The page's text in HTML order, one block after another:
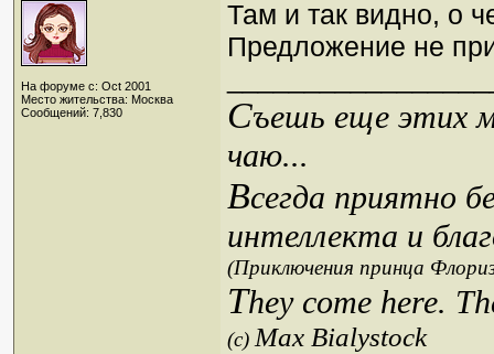
На форуме с: Oct 2001
Место жительства: Москва
Сообщений: 7,830
Там и так видно, о
Предложение не
Съешь еще этих
чаю...
Всегда приятно
интеллекта и
(Приключения принца
They come here.
(c)Max Bialystock